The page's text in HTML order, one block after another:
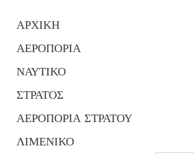
ΑΡΧΙΚΗ
ΑΕΡΟΠΟΡΙΑ
ΝΑΥΤΙΚΟ
ΣΤΡΑΤΟΣ
ΑΕΡΟΠΟΡΙΑ ΣΤΡΑΤΟΥ
ΛΙΜΕΝΙΚΟ